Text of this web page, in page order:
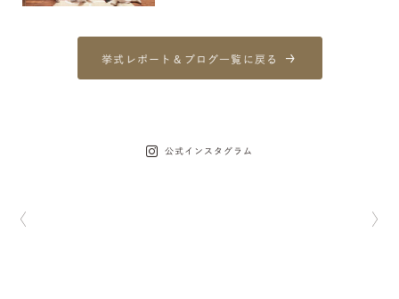
挙式レポート＆ブログ一覧に戻る
公式インスタグラム